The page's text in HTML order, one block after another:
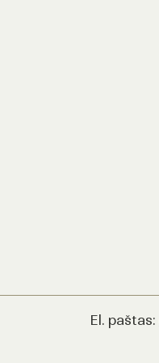
El. paštas: